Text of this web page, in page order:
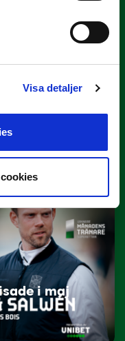
Visa detaljer
IF
i maj